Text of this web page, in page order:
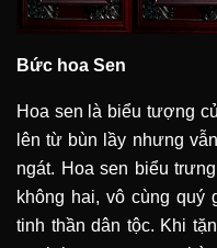
Bức hoa Sen
Hoa sen là biểu tượng
lên từ bùn lầy nhưng
ngát. Hoa sen biểu
không hai, vô cùng quý
tinh thần dân tộc. Khi